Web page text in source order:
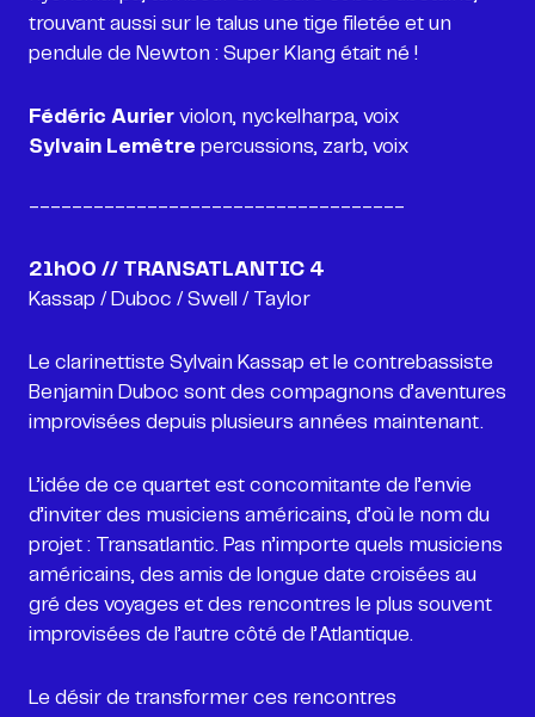
trouvant aussi sur le talus une tige filetée et un
pendule de Newton : Super Klang était né !
Fédéric Aurier
Sylvain Lemêtre percussions, zarb, voix
-----------------------------------
Kassap / Duboc / Swell / Taylor
Le clarinettiste Sylvain Kassap et le contrebassiste
Benjamin Duboc sont des compagnons d’aventures
improvisées depuis plusieurs années maintenant.
L’idée de ce quartet est concomitante de l’envie
d’inviter des musiciens américains, d’où le nom du
projet : Transatlantic. Pas n’importe quels musiciens
américains, des amis de longue date croisées au
gré des voyages et des rencontres le plus souvent
improvisées de l’autre côté de l’Atlantique.
Le désir de transformer ces rencontres